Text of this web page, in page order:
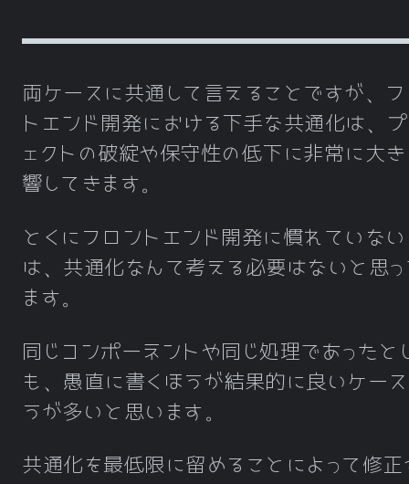
両ケースに共通して言えることですが、
トエンド開発における下手な共通化は、
ェクトの破綻や保守性の低下に非常に大き
響してきます。
とくにフロントエンド開発に慣れていな
は、共通化なんて考える必要はないと思
ます。
同じコンポーネントや同じ処理であったと
も、愚直に書くほうが結果的に良いケー
うが多いと思います。
共通化を最低限に留めることによって修正